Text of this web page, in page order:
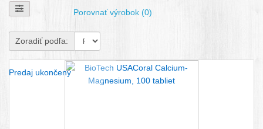
Zobraziť filtre Porovnať výrobok (0)
Zoradiť podľa:
Predaj ukončený